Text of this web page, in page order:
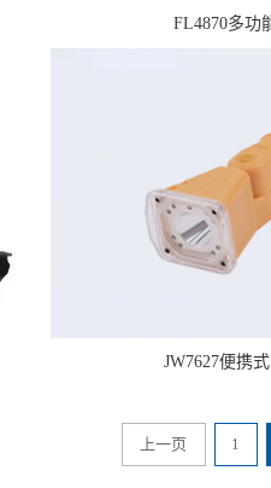
FL4870多功
JW7627便携
上一页 1